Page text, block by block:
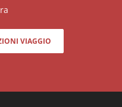
VIAGGIO